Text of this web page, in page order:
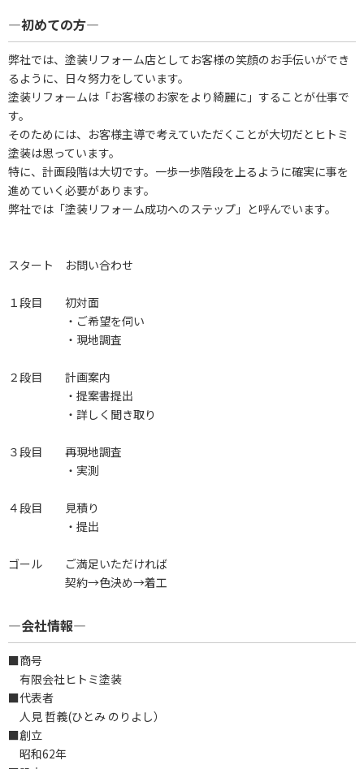
―初めての方―
弊社では、塗装リフォーム店としてお客様の笑顔のお手伝いができ
るように、日々努力をしています。
塗装リフォームは「お客様のお家をより綺麗に」することが仕事で
す。
そのためには、お客様主導で考えていただくことが大切だとヒトミ
塗装は思っています。
特に、計画段階は大切です。一歩一歩階段を上るように確実に事を
進めていく必要があります。
弊社では「塗装リフォーム成功へのステップ」と呼んでいます。
スタート お問い合わせ
１段目 初対面
・ご希望を伺い
・現地調査
２段目 計画案内
・提案書提出
・詳しく聞き取り
３段目 再現地調査
・実測
４段目 見積り
・提出
ゴール ご満足いただければ
契約→色決め→着工
―会社情報―
■商号
有限会社ヒトミ塗装
■代表者
人見 哲義(ひとみ のりよし）
■創立
昭和62年